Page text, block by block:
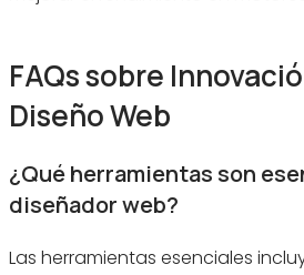
FAQs sobre
Diseño Web
¿Qué herramientas son
diseñador web?
Las herramientas esenciales